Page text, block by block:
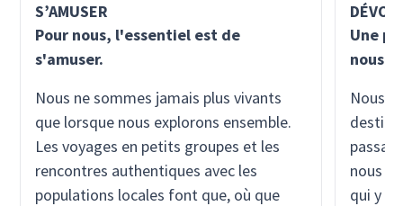
S’AMUSER
Pour nous, l'essentiel est de
s'amuser.
Nous ne sommes jamais plus vivants
que lorsque nous explorons ensemble.
Les voyages en petits groupes et les
rencontres authentiques avec les
populations locales font que, où que
Une
nous
Nous
nous
qui y